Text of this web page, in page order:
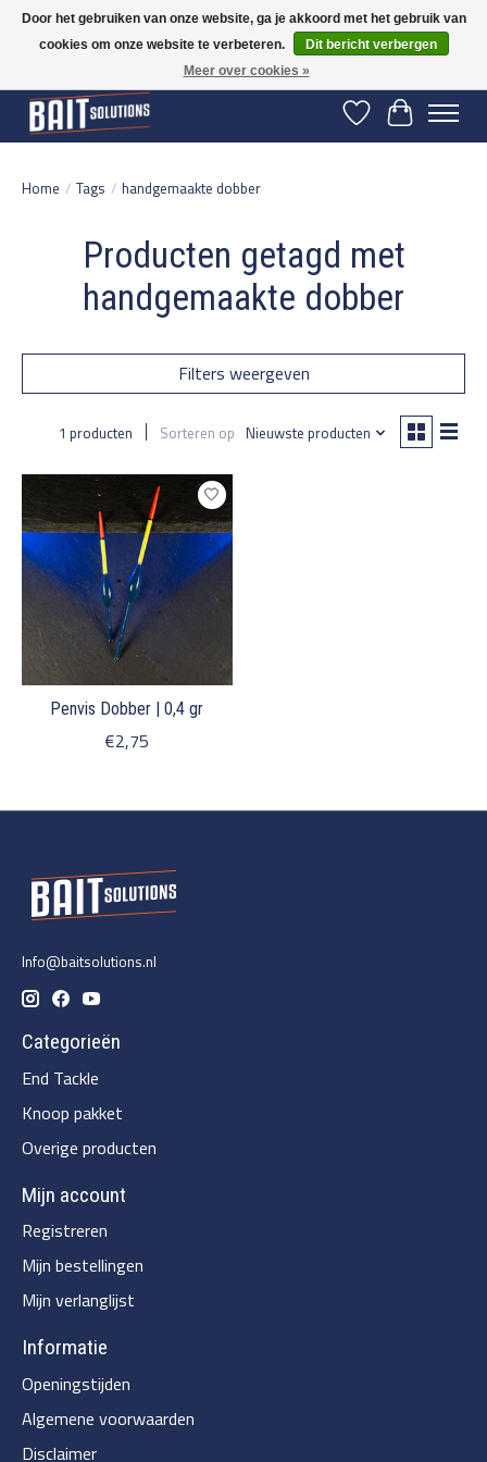
Gratis verzending vanaf 50 euro binnen NL | Op voorraad binnen 2-5 werkdagen
verzonden | België vanaf 70 euro gratis verzonden
Verlanglijst
Home / Tags / handgemaakte dobber
Producten getagd met
handgemaakte dobber
Filters weergeven
1 producten Sorteren op Nieuwste producten
Penvis Dobber | 0,4 gr
€2,75
Info@baitsolutions.nl
Categorieën
End Tackle
Knoop pakket
Overige producten
Mijn account
Registreren
Mijn bestellingen
Mijn verlanglijst
Informatie
Openingstijden
Algemene voorwaarden
Disclaimer
Door het gebruiken van onze website, ga je akkoord met het gebruik van
cookies om onze website te verbeteren.
Dit bericht verbergen
Meer over cookies »